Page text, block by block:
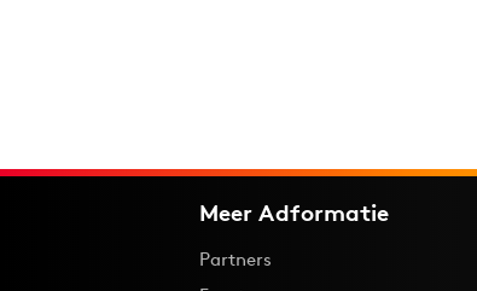
Meer Adformatie
Partners